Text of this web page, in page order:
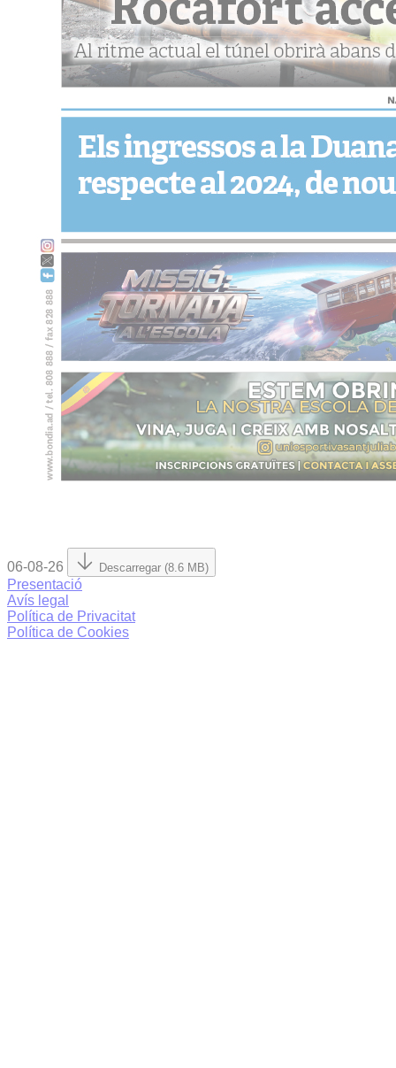
06-08-26 Descarregar (8.6 MB)
Presentació
Avís legal
Política de Privacitat
Política de Cookies